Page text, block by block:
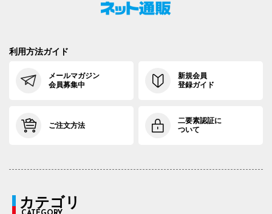
利用方法ガイド
メールマガジン
会員募集中
新規会員
登録ガイド
ご注文方法
二要素認証に
ついて
カテゴリ